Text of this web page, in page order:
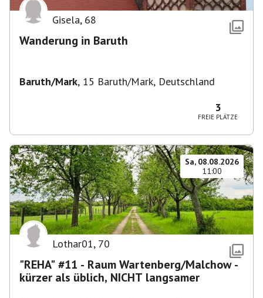
Gisela, 68
Wanderung in Baruth
Baruth/Mark, 15 Baruth/Mark, Deutschland
3
FREIE PLÄTZE
Sa, 08.08.2026
11:00
Lothar01, 70
"REHA" #11 - Raum Wartenberg/Malchow -
kürzer als üblich, NICHT langsamer